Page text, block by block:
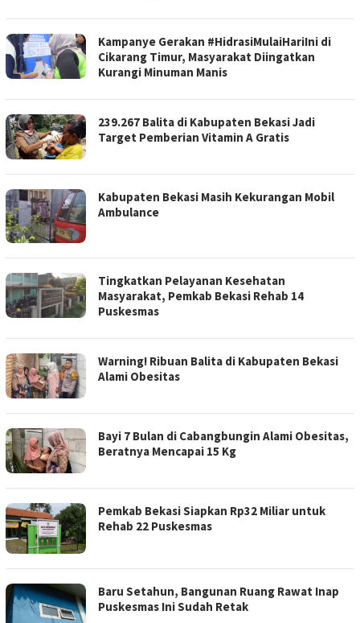
Kampanye Gerakan #HidrasiMulaiHariIni di
Cikarang Timur, Masyarakat Diingatkan
Kurangi Minuman Manis
239.267 Balita di Kabupaten Bekasi Jadi
Target Pemberian Vitamin A Gratis
Kabupaten Bekasi Masih Kekurangan Mobil
Ambulance
Tingkatkan Pelayanan Kesehatan
Masyarakat, Pemkab Bekasi Rehab 14
Puskesmas
Warning! Ribuan Balita di Kabupaten Bekasi
Alami Obesitas
Bayi 7 Bulan di Cabangbungin Alami Obesitas,
Beratnya Mencapai 15 Kg
Pemkab Bekasi Siapkan Rp32 Miliar untuk
Rehab 22 Puskesmas
Baru Setahun, Bangunan Ruang Rawat Inap
Puskesmas Ini Sudah Retak